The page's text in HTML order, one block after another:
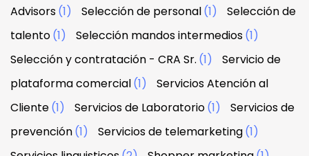
Advisors(1) Selección de personal(1)
Selección de
talento(1) Selección mandos intermedios(1)
Selección y contratación - CRA Sr. (1)
Servicio de
plataforma comercial(1)
Servicios Atención al
Cliente(1) Servicios de Laboratorio(1)
Servicios de
prevención(1) Servicios de telemarketing(1)